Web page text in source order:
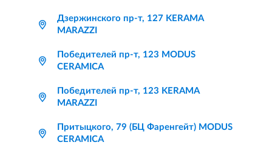
Дзержинского пр-т, 127 KERAMA
MARAZZI
Победителей пр-т, 123 MODUS
CERAMICA
Победителей пр-т, 123 KERAMA
MARAZZI
Притыцкого, 79 (БЦ Фаренгейт) MODUS
CERAMICA